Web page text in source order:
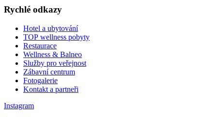
Rychlé odkazy
Hotel a ubytování
TOP wellness pobyty
Restaurace
Wellness & Balneo
Služby pro veřejnost
Zábavní centrum
Fotogalerie
Kontakt a partneři
Instagram